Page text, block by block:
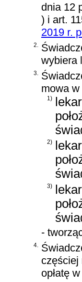
dnia 12
) i art.
2019 r.
2.
wybiera
3.
mowa
1)
2)
3)
-
4.
częściej
opłatę